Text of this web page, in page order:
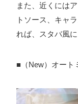
プライバシーポリシ
また、近くには
トソース、キャ
れば、スタバ風に
■（New）オート